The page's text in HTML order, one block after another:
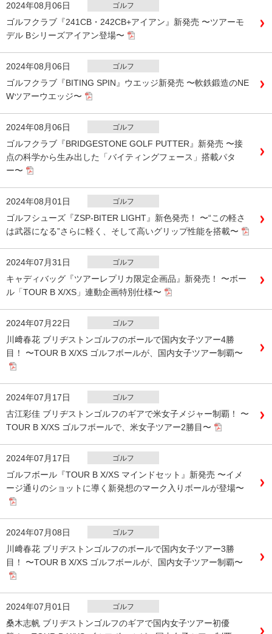
2024年08月06日 ゴルフ
ゴルフクラブ『241CB・242CB+アイアン』新発売 〜ツアーモ
デル Bシリーズアイアン登場〜
2024年08月06日 ゴルフ
ゴルフクラブ『BITING SPIN』ウエッジ新発売 〜軟鉄鍛造のNE
Wツアーウエッジ〜
2024年08月06日 ゴルフ
ゴルフクラブ『BRIDGESTONE GOLF PUTTER』新発売 〜接
点の科学から生み出した「バイティングフェース」搭載パタ
ー〜
2024年08月01日 ゴルフ
ゴルフシューズ『ZSP‐BITER LIGHT』新色発売！ 〜“この軽さ
は武器になる”さらに軽く、そして高いグリップ性能を搭載〜
2024年07月31日 ゴルフ
キャディバッグ『ツアーレプリカ限定企画品』新発売！ 〜ボー
ル「TOUR B X/XS」連動企画特別仕様〜
2024年07月22日 ゴルフ
川﨑春花 ブリヂストンゴルフのボールで国内女子ツアー4勝
目！ 〜TOUR B X/XS ゴルフボールが、国内女子ツアー制覇〜
2024年07月17日 ゴルフ
古江彩佳 ブリヂストンゴルフのギアで米女子メジャー制覇！ 〜
TOUR B X/XS ゴルフボールで、米女子ツアー2勝目〜
2024年07月17日 ゴルフ
ゴルフボール『TOUR B X/XS マインドセット』新発売 〜イメ
ージ通りのショットに導く新発想のマーク入りボールが登場〜
2024年07月08日 ゴルフ
川﨑春花 ブリヂストンゴルフのボールで国内女子ツアー3勝
目！ 〜TOUR B X/XS ゴルフボールが、国内女子ツアー制覇〜
2024年07月01日 ゴルフ
桑木志帆 ブリヂストンゴルフのギアで国内女子ツアー初優